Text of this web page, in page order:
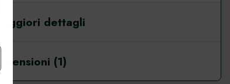
Maggiori dettagli
Recensioni (1)